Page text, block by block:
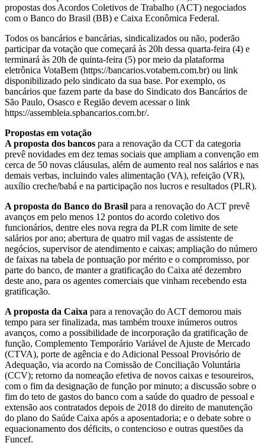
propostas dos Acordos Coletivos de Trabalho (ACT) negociados
com o Banco do Brasil (BB) e Caixa Econômica Federal.
Todos os bancários e bancárias, sindicalizados ou não, poderão
participar da votação que começará às 20h dessa quarta-feira (4) e
terminará às 20h de quinta-feira (5) por meio da plataforma
eletrônica VotaBem (https://bancarios.votabem.com.br) ou link
disponibilizado pelo sindicato da sua base. Por exemplo, os
bancários que fazem parte da base do Sindicato dos Bancários de
São Paulo, Osasco e Região devem acessar o link
https://assembleia.spbancarios.com.br/.
Propostas em votação
A proposta dos bancos para a renovação da CCT da categoria
prevê novidades em dez temas sociais que ampliam a convenção em
cerca de 50 novas cláusulas, além de aumento real nos salários e nas
demais verbas, incluindo vales alimentação (VA), refeição (VR),
auxílio creche/babá e na participação nos lucros e resultados (PLR).
A proposta do Banco do Brasil para a renovação do ACT prevê
avanços em pelo menos 12 pontos do acordo coletivo dos
funcionários, dentre eles nova regra da PLR com limite de sete
salários por ano; abertura de quatro mil vagas de assistente de
negócios, supervisor de atendimento e caixas; ampliação do número
de faixas na tabela de pontuação por mérito e o compromisso, por
parte do banco, de manter a gratificação do Caixa até dezembro
deste ano, para os agentes comerciais que vinham recebendo esta
gratificação.
A proposta da Caixa para a renovação do ACT demorou mais
tempo para ser finalizada, mas também trouxe inúmeros outros
avanços, como a possibilidade de incorporação da gratificação de
função, Complemento Temporário Variável de Ajuste de Mercado
(CTVA), porte de agência e do Adicional Pessoal Provisório de
Adequação, via acordo na Comissão de Conciliação Voluntária
(CCV); retorno da nomeação efetiva de novos caixas e tesoureiros,
com o fim da designação de função por minuto; a discussão sobre o
fim do teto de gastos do banco com a saúde do quadro de pessoal e
extensão aos contratados depois de 2018 do direito de manutenção
do plano do Saúde Caixa após a aposentadoria; e o debate sobre o
equacionamento dos déficits, o contencioso e outras questões da
Funcef.